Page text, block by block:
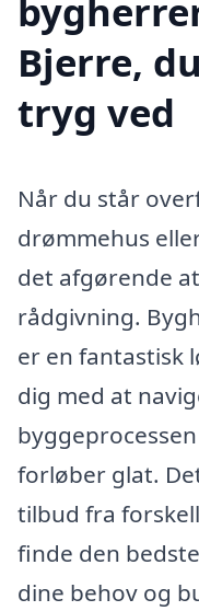
Bjerre,
tryg ved
Når du står
drømmehus
det afgørende
rådgivning.
er en fantastisk
dig med at
forløber glat.
tilbud fra
finde den
dine behov og